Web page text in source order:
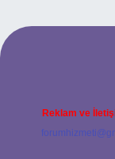
yeni giriş adresi
Reklam ve